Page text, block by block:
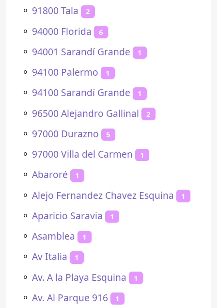
⚬ 91800 Tala 2
⚬ 94000 Florida 6
⚬ 94001 Sarandí Grande 1
⚬ 94100 Palermo 1
⚬ 94100 Sarandí Grande 1
⚬ 96500 Alejandro Gallinal 2
⚬ 97000 Durazno 5
⚬ 97000 Villa del Carmen 1
⚬ Abaroré 1
⚬ Alejo Fernandez Chavez Esquina 1
⚬ Aparicio Saravia 1
⚬ Asamblea 1
⚬ Av Italia 1
⚬ Av. A la Playa Esquina 1
⚬ Av. Al Parque 916 1